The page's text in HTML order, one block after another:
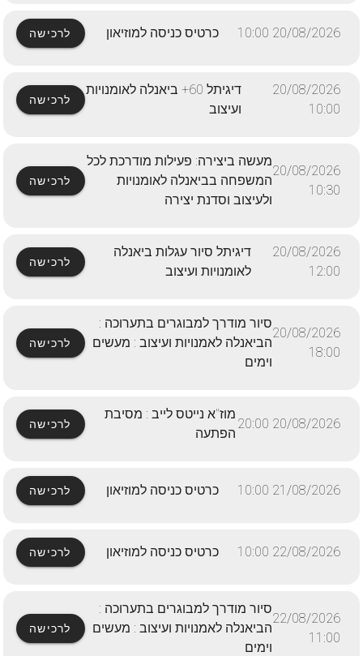
20/08/2026 10:00 כרטיס כניסה למוזיאון לרכישה
20/08/2026
10:00
דיגיתל 60+ ביאנלה לאומנויות
ועיצוב
לרכישה
20/08/2026
10:30
מעשה ביצירה: פעילות מודרכת לכל
המשפחה בביאנלה לאומנויות
ולעיצוב וסדנת יצירה
לרכישה
20/08/2026
12:00
דיגיתל סיור עגלות ביאנלה
לאומנויות ועיצוב
לרכישה
20/08/2026
18:00
סיור מודרך למבוגרים בתערוכה :
הביאנלה לאמנויות ועיצוב : מעשים
וימים
לרכישה
20/08/2026 20:00
מוז"א נייטס לייב : מסיבת
הפתעה
לרכישה
21/08/2026 10:00 כרטיס כניסה למוזיאון לרכישה
22/08/2026 10:00 כרטיס כניסה למוזיאון לרכישה
22/08/2026
11:00
סיור מודרך למבוגרים בתערוכה :
הביאנלה לאמנויות ועיצוב : מעשים
וימים
לרכישה